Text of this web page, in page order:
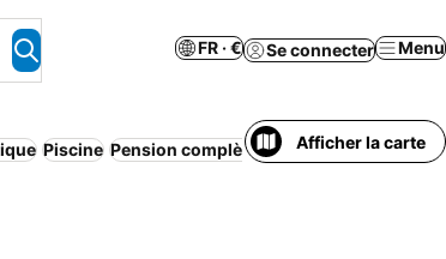
FR · € Se connecter Menu
Piscine Pension complète Bed & Breakfast
Afficher la carte